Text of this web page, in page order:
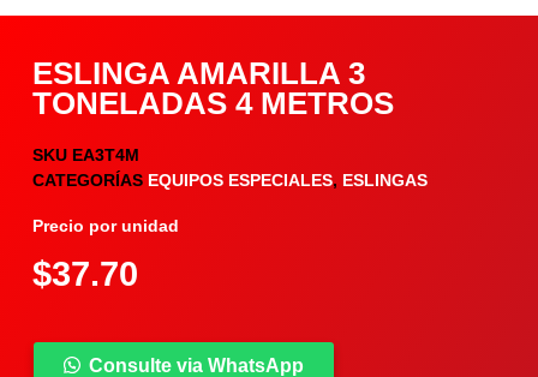
ESLINGA AMARILLA 3
TONELADAS 4 METROS
SKU EA3T4M
CATEGORÍAS EQUIPOS ESPECIALES, ESLINGAS
Precio por unidad
$37.70
Consulte via WhatsApp